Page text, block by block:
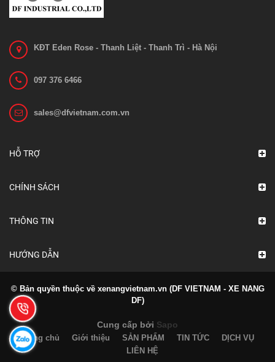
KĐT Eden Rose - Thanh Liệt - Thanh Trì - Hà Nội
097 376 6466
sales@dfvietnam.com.vn
HỖ TRỢ
CHÍNH SÁCH
THÔNG TIN
HƯỚNG DẪN
© Bản quyền thuộc về xenangvietnam.vn (DF VIETNAM - XE NANG
DF)
Cung cấp bởi Sapo
Trang chủ Giới thiệu SẢN PHẨM TIN TỨC
DỊCH VỤ
LIÊN HỆ